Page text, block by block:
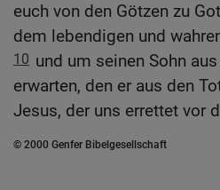
euch von den Götzen zu
dem lebendigen und
10 und um seinen Sohn
erwarten, den er aus den
Jesus, der uns errettet vor
© 2000 Genfer Bibelgesellschaft